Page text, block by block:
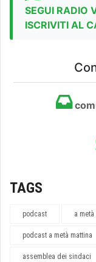
SEGUI RADIO
ISCRIVITI AL
TAGS
podcast a metà
podcast a metà mattina
assemblea dei sindaci